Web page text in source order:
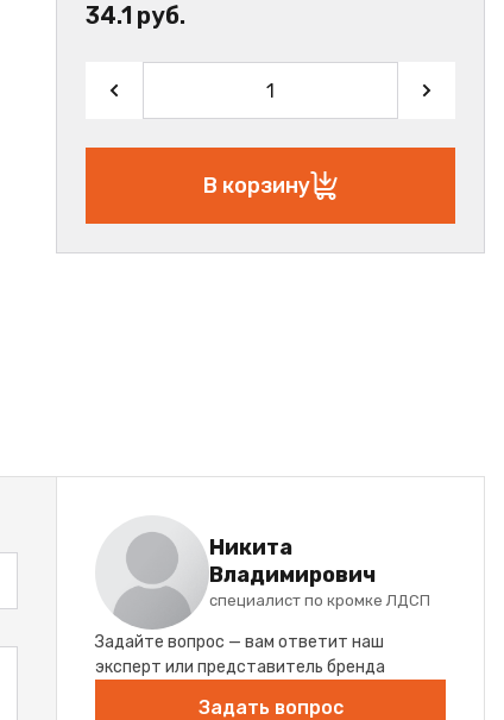
34.1 руб.
В корзину
Никита
Владимирович
специалист по кромке ЛДСП
Задайте вопрос — вам ответит наш
эксперт или представитель бренда
Задать вопрос